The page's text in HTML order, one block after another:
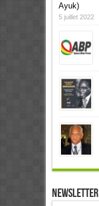
Ayuk)
5 juillet 2022
Newsletter